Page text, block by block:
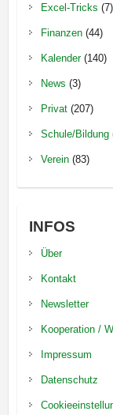
Excel-Tricks (7)
Finanzen(44)
Kalender(140)
News (3)
Privat(207)
Schule/Bildung
Verein(83)
INFOS
Über
Kontakt
Newsletter
Kooperation /
Impressum
Datenschutz